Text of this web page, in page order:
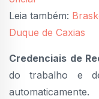
Leia também:
Duque de Caxias
Credenciais de
do trabalho e
automaticamente.